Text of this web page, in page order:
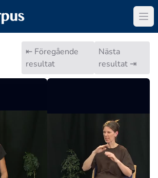
⇤ Föregående
resultat
Nästa
resultat ⇥